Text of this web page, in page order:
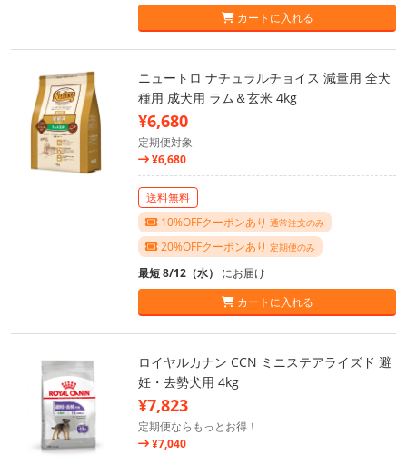
カートに入れる
ニュートロ ナチュラルチョイス 減量用 全犬
種用 成犬用 ラム＆玄米 4kg
¥6,680
定期便対象
¥6,680
送料無料
10%OFFクーポンあり 通常注文のみ
20%OFFクーポンあり 定期便のみ
最短 8/12（水） にお届け
カートに入れる
ロイヤルカナン CCN ミニステアライズド 避
妊・去勢犬用 4kg
¥7,823
定期便ならもっとお得！
¥7,040